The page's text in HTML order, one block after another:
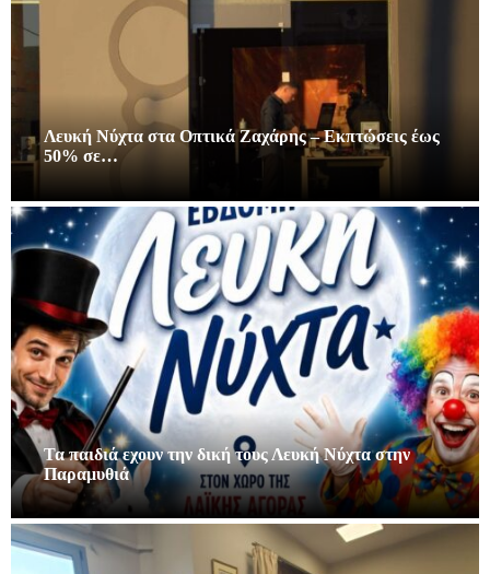
Λευκή Νύχτα στα Οπτικά Ζαχάρης – Εκπτώσεις έως
50% σε…
Τα παιδιά εχουν την δική τους Λευκή Νύχτα στην
Παραμυθιά